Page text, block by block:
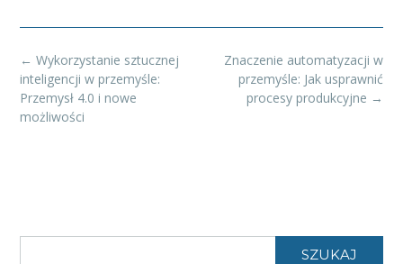
Post
navigation
Znaczenie automatyzacji w
przemyśle: Jak usprawnić
procesy produkcyjne →
← Wykorzystanie sztucznej
inteligencji w przemyśle:
Przemysł 4.0 i nowe
możliwości
SZUKAJ